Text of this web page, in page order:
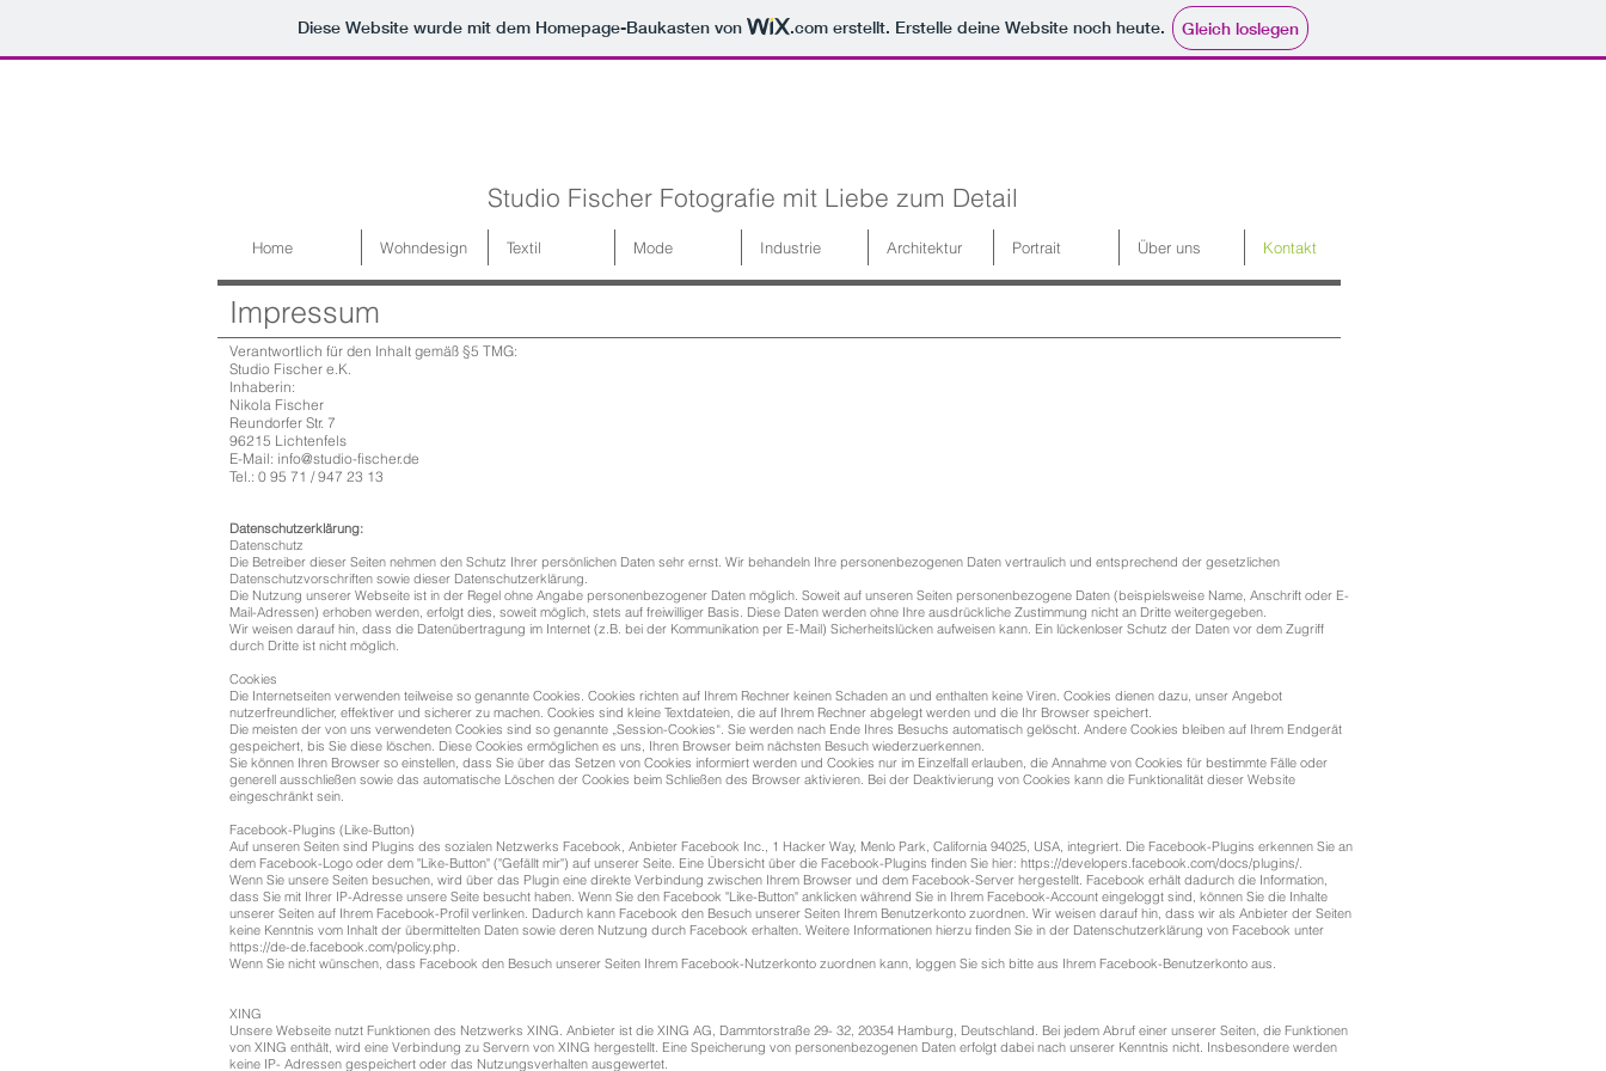
Diese Website wurde mit dem Homepage-Baukasten von .com erstellt. Erstelle deine Website noch heute. Gleich loslegen
Studio Fischer Fotografie mit Liebe zum Detail
Home Wohndesign Textil Mode Industrie Architektur Portrait Über uns Kontakt
Impressum
Verantwortlich für den Inhalt gemäß §5 TMG:
Studio Fischer e.K.
Inhaberin:
Nikola Fischer
Reundorfer Str. 7
96215 Lichtenfels
E-Mail: info@studio-fischer.de
Tel.: 0 95 71 / 947 23 13
Datenschutzerklärung:
Datenschutz
Die Betreiber dieser Seiten nehmen den Schutz Ihrer persönlichen Daten sehr ernst. Wir behandeln Ihre personenbezogenen Daten vertraulich und entsprechend der gesetzlichen
Datenschutzvorschriften sowie dieser Datenschutzerklärung.
Die Nutzung unserer Webseite ist in der Regel ohne Angabe personenbezogener Daten möglich. Soweit auf unseren Seiten personenbezogene Daten (beispielsweise Name, Anschrift oder E-
Mail-Adressen) erhoben werden, erfolgt dies, soweit möglich, stets auf freiwilliger Basis. Diese Daten werden ohne Ihre ausdrückliche Zustimmung nicht an Dritte weitergegeben.
Wir weisen darauf hin, dass die Datenübertragung im Internet (z.B. bei der Kommunikation per E-Mail) Sicherheitslücken aufweisen kann. Ein lückenloser Schutz der Daten vor dem Zugriff
durch Dritte ist nicht möglich.
Cookies
Die Internetseiten verwenden teilweise so genannte Cookies. Cookies richten auf Ihrem Rechner keinen Schaden an und enthalten keine Viren. Cookies dienen dazu, unser Angebot
nutzerfreundlicher, effektiver und sicherer zu machen. Cookies sind kleine Textdateien, die auf Ihrem Rechner abgelegt werden und die Ihr Browser speichert.
Die meisten der von uns verwendeten Cookies sind so genannte „Session-Cookies“. Sie werden nach Ende Ihres Besuchs automatisch gelöscht. Andere Cookies bleiben auf Ihrem Endgerät
gespeichert, bis Sie diese löschen. Diese Cookies ermöglichen es uns, Ihren Browser beim nächsten Besuch wiederzuerkennen.
Sie können Ihren Browser so einstellen, dass Sie über das Setzen von Cookies informiert werden und Cookies nur im Einzelfall erlauben, die Annahme von Cookies für bestimmte Fälle oder
generell ausschließen sowie das automatische Löschen der Cookies beim Schließen des Browser aktivieren. Bei der Deaktivierung von Cookies kann die Funktionalität dieser Website
eingeschränkt sein.
Facebook-Plugins (Like-Button)
Auf unseren Seiten sind Plugins des sozialen Netzwerks Facebook, Anbieter Facebook Inc., 1 Hacker Way, Menlo Park, California 94025, USA, integriert. Die Facebook-Plugins erkennen Sie an
dem Facebook-Logo oder dem "Like-Button" ("Gefällt mir") auf unserer Seite. Eine Übersicht über die Facebook-Plugins finden Sie hier: https://developers.facebook.com/docs/plugins/.
Wenn Sie unsere Seiten besuchen, wird über das Plugin eine direkte Verbindung zwischen Ihrem Browser und dem Facebook-Server hergestellt. Facebook erhält dadurch die Information,
dass Sie mit Ihrer IP-Adresse unsere Seite besucht haben. Wenn Sie den Facebook "Like-Button" anklicken während Sie in Ihrem Facebook-Account eingeloggt sind, können Sie die Inhalte
unserer Seiten auf Ihrem Facebook-Profil verlinken. Dadurch kann Facebook den Besuch unserer Seiten Ihrem Benutzerkonto zuordnen. Wir weisen darauf hin, dass wir als Anbieter der Seiten
keine Kenntnis vom Inhalt der übermittelten Daten sowie deren Nutzung durch Facebook erhalten. Weitere Informationen hierzu finden Sie in der Datenschutzerklärung von Facebook unter
https://de-de.facebook.com/policy.php.
Wenn Sie nicht wünschen, dass Facebook den Besuch unserer Seiten Ihrem Facebook-Nutzerkonto zuordnen kann, loggen Sie sich bitte aus Ihrem Facebook-Benutzerkonto aus.
XING
Unsere Webseite nutzt Funktionen des Netzwerks XING. Anbieter ist die XING AG, Dammtorstraße 29- 32, 20354 Hamburg, Deutschland. Bei jedem Abruf einer unserer Seiten, die Funktionen
von XING enthält, wird eine Verbindung zu Servern von XING hergestellt. Eine Speicherung von personenbezogenen Daten erfolgt dabei nach unserer Kenntnis nicht. Insbesondere werden
keine IP- Adressen gespeichert oder das Nutzungsverhalten ausgewertet.